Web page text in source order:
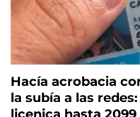
Hacía acrobacia
la subía a las